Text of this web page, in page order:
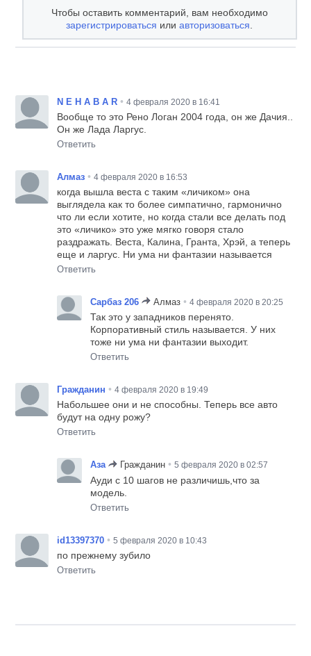
Чтобы оставить комментарий, вам необходимо
зарегистрироваться илиавторизоваться.
N E H A B A R • 4 февраля 2020 в 16:41
Вообще то это Рено Логан 2004 года, он же Дачия..
Он же Лада Ларгус.
Ответить
Алмаз • 4 февраля 2020 в 16:53
когда вышла веста с таким «личиком» она
выглядела как то более симпатично, гармонично
что ли если хотите, но когда стали все делать под
это «личико» это уже мягко говоря стало
раздражать. Веста, Калина, Гранта, Хрэй, а теперь
еще и ларгус. Ни ума ни фантазии называется
Ответить
Сарбаз 206 Алмаз • 4 февраля 2020 в 20:25
Так это у западников перенято.
Корпоративный стиль называется. У них
тоже ни ума ни фантазии выходит.
Ответить
Гражданин • 4 февраля 2020 в 19:49
Набольшее они и не способны. Теперь все авто
будут на одну рожу?
Ответить
Аза Гражданин • 5 февраля 2020 в 02:57
Ауди с 10 шагов не различишь,что за
модель.
Ответить
id13397370 • 5 февраля 2020 в 10:43
по прежнему зубило
Ответить